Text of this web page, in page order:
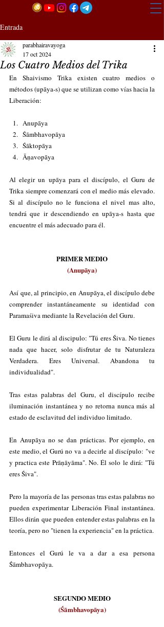
Entrada
Los Cuatro Medios del Trika
parabhairavayoga
17 oct 2024
En Shaivismo Trika existen cuatro medios o
métodos (upāya-s) que se utilizan como vías hacia la
Liberación:
Anupāya
Śāmbhavopāya
Śāktopāya
Āṇavopāya
Al elegir un upāya para el discípulo, el Guru de
Trika siempre comenzará con el medio más elevado.
Si al discípulo no le funciona el nivel mas alto,
tendrá que ir descendiendo en upāya-s hasta que
encuentre el más adecuado para él.
PRIMER MEDIO
(Anupāya)
Así que, al principio, en Anupāya, el discípulo debe
comprender instantáneamente su identidad con
Paramaśiva mediante la Revelación del Guru.
El Guru le dirá al discipulo: "Tú eres Śiva. No tienes
nada que hacer, solo disfrutar de tu Naturaleza
Verdadera. Eres Universal. Abandona tu
individualidad".
Tras estas palabras del Guru, el discípulo recibe
iluminación instantánea y no retorna nunca más al
estado de esclavitud del individuo limitado.
En Anupāya no se dan prácticas. Por ejemplo, en
este medio, el Gurú no va a decirle al discípulo: "ve
y practica este Prāṇāyāma". No. Él solo le dirá: "Tú
eres Śiva".
Pero la mayoría de las personas tras estas palabras no
pueden experimentar Liberación Final instantánea.
Ellos dirán que pueden entender estas palabras en la
Entonces el Gurú le va a dar a esa persona
Śāmbhavopāya.
SEGUNDO MEDIO
(Śāmbhavopāya)